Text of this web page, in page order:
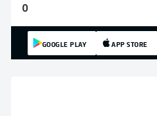
0
APP STORE
GOOGLE PLAY